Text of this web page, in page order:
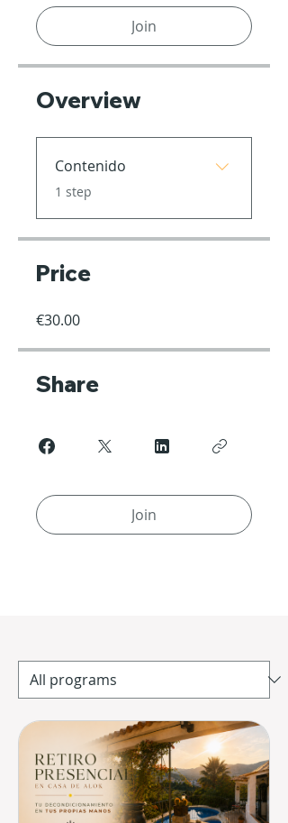
Join
Overview
Contenido
.1 step
Price
€30.00
Share
Join